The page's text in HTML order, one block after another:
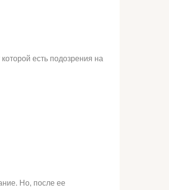
есть подозрения на
Но, после ее